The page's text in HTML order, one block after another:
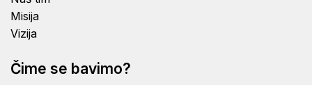
Misija
Vizija
Čime se bavimo?